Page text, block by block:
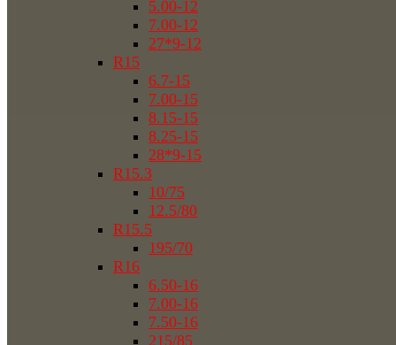
5.00-12
7.00-12
27*9-12
R15
6.7-15
7.00-15
8.15-15
8.25-15
28*9-15
R15.3
10/75
12.5/80
R15.5
195/70
R16
6.50-16
7.00-16
7.50-16
215/85